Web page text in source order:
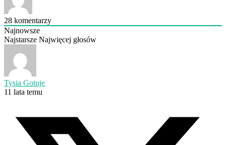
28 komentarzy
Najnowsze
Najstarsze Najwięcej głosów
Tysia Gotuje
11 lata temu